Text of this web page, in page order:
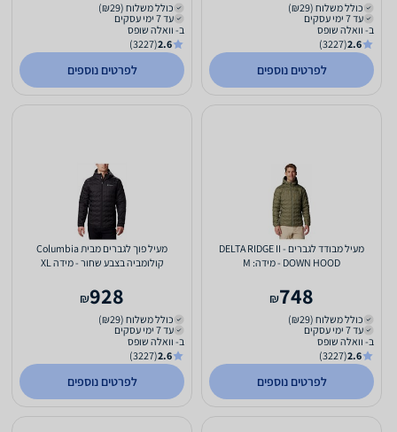
כולל משלוח (₪29)
עד 7 ימי עסקים
ב- וואלה שופס
2.6
(3227)
לפרטים נוספים
כולל משלוח (₪29)
עד 7 ימי עסקים
ב- וואלה שופס
2.6
(3227)
לפרטים נוספים
מעיל מבודד לגברים - DELTA RIDGE II
DOWN HOOD - מידה: M
748
₪
כולל משלוח (₪29)
עד 7 ימי עסקים
ב- וואלה שופס
2.6
(3227)
לפרטים נוספים
מעיל פוך לגברים מבית Columbia
קולומביה בצבע שחור - מידה XL
928
₪
כולל משלוח (₪29)
עד 7 ימי עסקים
ב- וואלה שופס
2.6
(3227)
לפרטים נוספים